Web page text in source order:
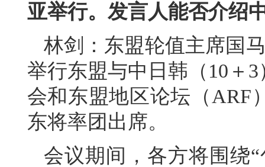
亚举行。发言人能否介绍
林剑：东盟轮值主席国
举行东盟与中日韩（10＋
会和东盟地区论坛（ARF
东将率团出席。
会议期间，各方将围绕